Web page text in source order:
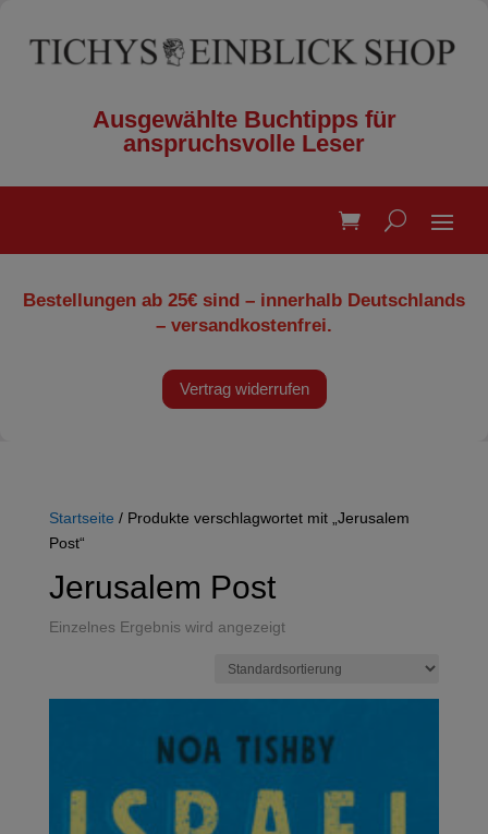
Ausgewählte Buchtipps für
anspruchsvolle Leser
Bestellungen ab 25€ sind – innerhalb Deutschlands
– versandkostenfrei.
Vertrag widerrufen
Startseite / Produkte verschlagwortet mit „Jerusalem
Post“
Jerusalem Post
Einzelnes Ergebnis wird angezeigt